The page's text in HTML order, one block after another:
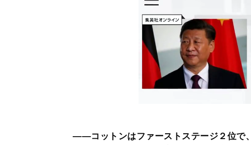
――コットンはファーストステージ２位で